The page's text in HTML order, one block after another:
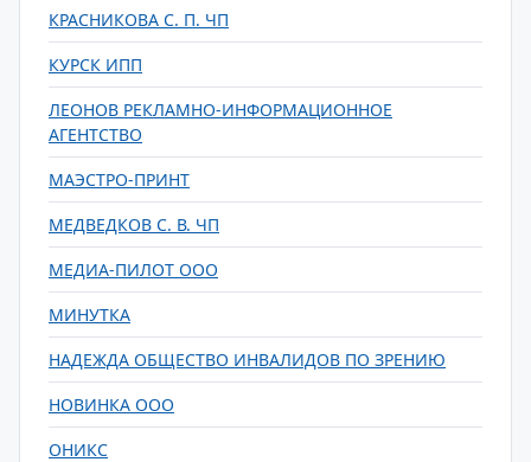
КРАСНИКОВА С. П. ЧП
КУРСК ИПП
ЛЕОНОВ РЕКЛАМНО-ИНФОРМАЦИОННОЕ
АГЕНТСТВО
МАЭСТРО-ПРИНТ
МЕДВЕДКОВ С. В. ЧП
МЕДИА-ПИЛОТ ООО
МИНУТКА
НАДЕЖДА ОБЩЕСТВО ИНВАЛИДОВ ПО ЗРЕНИЮ
НОВИНКА ООО
ОНИКС